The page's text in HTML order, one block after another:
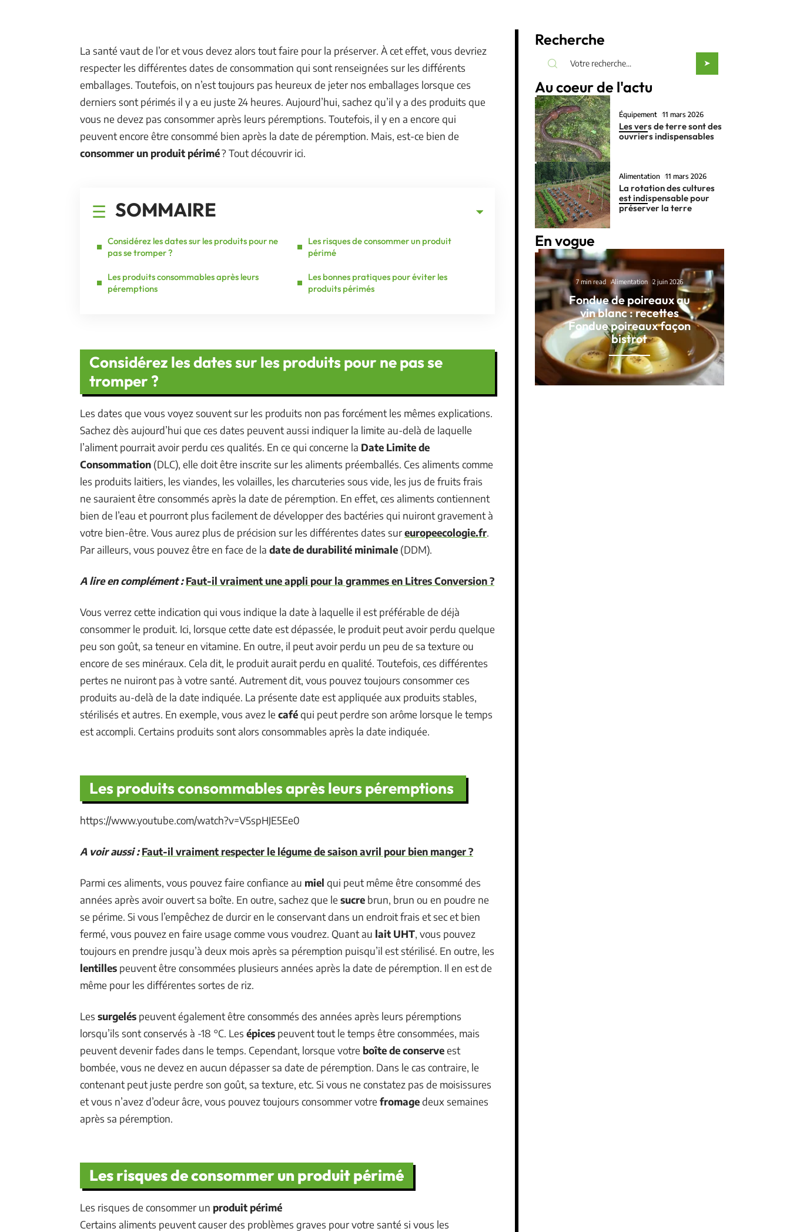
La santé vaut de l’or et vous devez alors tout faire pour la préserver. À cet effet, vous devriez
respecter les différentes dates de consommation qui sont renseignées sur les différents
emballages. Toutefois, on n’est toujours pas heureux de jeter nos emballages lorsque ces
derniers sont périmés il y a eu juste 24 heures. Aujourd’hui, sachez qu’il y a des produits que
vous ne devez pas consommer après leurs péremptions. Toutefois, il y en a encore qui
peuvent encore être consommé bien après la date de péremption. Mais, est-ce bien de
consommer un produit périmé? Tout découvrir ici.
SOMMAIRE
Considérez les dates sur les produits pour ne
pas se tromper ?
Les produits consommables après leurs
péremptions
Les risques de consommer un produit
périmé
Les bonnes pratiques pour éviter les
produits périmés
Considérez les dates sur les produits pour ne pas se
tromper ?
Les dates que vous voyez souvent sur les produits non pas forcément les mêmes explications.
Sachez dès aujourd’hui que ces dates peuvent aussi indiquer la limite au-delà de laquelle
l’aliment pourrait avoir perdu ces qualités. En ce qui concerne la Date Limite de
Consommation (DLC), elle doit être inscrite sur les aliments préemballés. Ces aliments comme
les produits laitiers, les viandes, les volailles, les charcuteries sous vide, les jus de fruits frais
ne sauraient être consommés après la date de péremption. En effet, ces aliments contiennent
bien de l’eau et pourront plus facilement de développer des bactéries qui nuiront gravement à
votre bien-être. Vous aurez plus de précision sur les différentes dates sureuropeecologie.fr.
Par ailleurs, vous pouvez être en face de la date de durabilité minimale (DDM).
A lire en complément : Faut-il vraiment une appli pour la grammes en Litres Conversion ?
Vous verrez cette indication qui vous indique la date à laquelle il est préférable de déjà
consommer le produit. Ici, lorsque cette date est dépassée, le produit peut avoir perdu quelque
peu son goût, sa teneur en vitamine. En outre, il peut avoir perdu un peu de sa texture ou
encore de ses minéraux. Cela dit, le produit aurait perdu en qualité. Toutefois, ces différentes
pertes ne nuiront pas à votre santé. Autrement dit, vous pouvez toujours consommer ces
produits au-delà de la date indiquée. La présente date est appliquée aux produits stables,
stérilisés et autres. En exemple, vous avez le caféqui peut perdre son arôme lorsque le temps
est accompli. Certains produits sont alors consommables après la date indiquée.
Les produits consommables après leurs péremptions
https://www.youtube.com/watch?v=V5spHJE5Ee0
A voir aussi : Faut-il vraiment respecter le légume de saison avril pour bien manger ?
Parmi ces aliments, vous pouvez faire confiance au miel qui peut même être consommé des
années après avoir ouvert sa boîte. En outre, sachez que le sucre brun, brun ou en poudre ne
se périme. Si vous l’empêchez de durcir en le conservant dans un endroit frais et sec et bien
fermé, vous pouvez en faire usage comme vous voudrez. Quant au lait UHT, vous pouvez
toujours en prendre jusqu’à deux mois après sa péremption puisqu’il est stérilisé. En outre, les
lentilles peuvent être consommées plusieurs années après la date de péremption. Il en est de
même pour les différentes sortes de riz.
Les surgelés peuvent également être consommés des années après leurs péremptions
lorsqu’ils sont conservés à -18 °C. Les épices peuvent tout le temps être consommées, mais
peuvent devenir fades dans le temps. Cependant, lorsque votre boîte de conserveest
bombée, vous ne devez en aucun dépasser sa date de péremption. Dans le cas contraire, le
contenant peut juste perdre son goût, sa texture, etc. Si vous ne constatez pas de moisissures
et vous n’avez d’odeur âcre, vous pouvez toujours consommer votre fromagedeux semaines
après sa péremption.
Les risques de consommer un produit périmé
Les risques de consommer un produit périmé
Certains aliments peuvent causer des problèmes graves pour votre santé si vous les
Recherche
Au coeur de l'actu
Équipement 11 mars 2026
Les vers de terre sont des
ouvriers indispensables
Alimentation 11 mars 2026
La rotation des cultures
est indispensable pour
préserver la terre
En vogue
7 min read Alimentation 2 juin 2026
Fondue de poireaux au
vin blanc : recettes
Fondue poireaux façon
bistrot